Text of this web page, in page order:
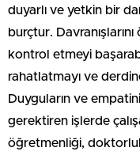
duyarlı ve yetkin bir
burçtur.
kontrol etmeyi
rahatlatmayı ve
Duyguların ve
gerektiren işlerde
öğretmenliği,